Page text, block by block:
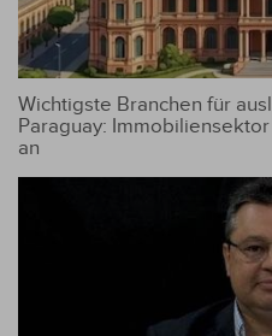
Wichtigste Branchen für
Paraguay:
an